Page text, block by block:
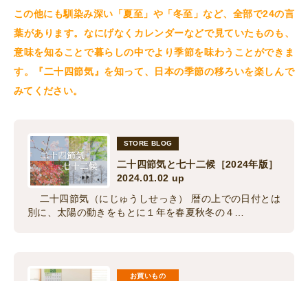
この他にも馴染み深い「夏至」や「冬至」など、全部で24の言
葉があります。なにげなくカレンダーなどで見ていたものも、
意味を知ることで暮らしの中でより季節を味わうことができま
す。『二十四節気』を知って、日本の季節の移ろいを楽しんで
みてください。
STORE BLOG
二十四節気と七十二候［2024年版］
2024.01.02 up
二十四節気（にじゅうしせっき） 暦の上での日付とは
別に、太陽の動きをもとに１年を春夏秋冬の４…
お買いもの